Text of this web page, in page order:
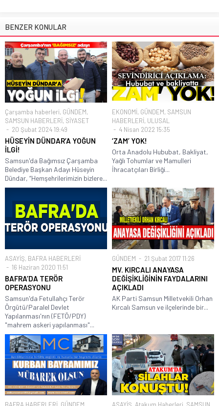
BENZER KONULAR
Çarşamba haberleri, GÜNDEM,
SAMSUN HABERLERİ, SİYASET
20 Şubat 2024 19:49
HÜSEYİN DÜNDAR’A YOĞUN
İLGİ!
Samsun'da Bağımsız Çarşamba
Belediye Başkan Adayı Hüseyin
Dündar, “Hemşehrilerimizin bizlere...
EKONOMİ, GÜNDEM, SAMSUN
HABERLERİ, ULUSAL
4 Nisan 2022 15:35
‘ZAM’ YOK!
Orta Anadolu Hububat, Bakliyat,
Yağlı Tohumlar ve Mamulleri
İhracatçıları Birliği...
ASAYİŞ, BAFRA HABERLERİ
16 Haziran 2020 11:51
BAFRA’DA TERÖR
OPERASYONU
Samsun'da Fetullahçı Terör
Örgütü/Paralel Devlet
Yapılanması'nın (FETÖ/PDY)
"mahrem askeri yapılanması"...
GÜNDEM 21 Şubat 2017 11:26
MV. KIRCALI ANAYASA
DEĞİŞİKLİĞİNİN FAYDALARINI
AÇIKLADI
AK Parti Samsun Milletvekili Orhan
Kırcalı Samsun ve ilçelerinde bir...